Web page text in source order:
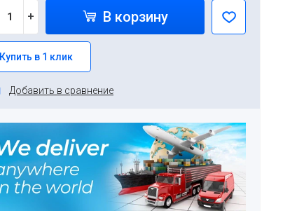
+ В корзину
Купить в 1 клик
Добавить в сравнение